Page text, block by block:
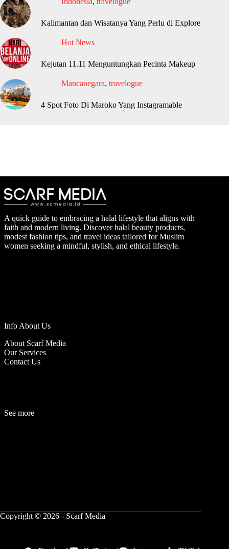
Kalimantan dan Wisatanya Yang Perlu di Explore
Hot News
Kejutan 11.11 Menguntungkan Pecinta Makeup
Mancanegara, travelogue
4 Spot Foto Di Maroko Yang Instagramable
A quick guide to embracing a halal lifestyle that aligns with
faith and modern living. Discover halal beauty products,
modest fashion tips, and travel ideas tailored for Muslim
women seeking a mindful, stylish, and ethical lifestyle.
Info About Us
About Scarf Media
Our Services
Contact Us
See more
Copyright © 2026 - Scarf Media